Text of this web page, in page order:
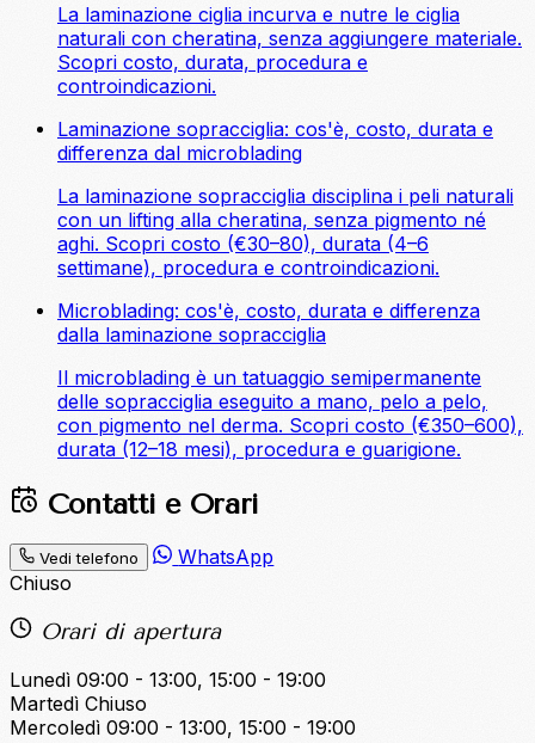
La laminazione ciglia incurva e nutre le ciglia
naturali con cheratina, senza aggiungere materiale.
Scopri costo, durata, procedura e
controindicazioni.
Laminazione sopracciglia: cos'è, costo, durata e
differenza dal microblading
La laminazione sopracciglia disciplina i peli naturali
con un lifting alla cheratina, senza pigmento né
aghi. Scopri costo (€30–80), durata (4–6
settimane), procedura e controindicazioni.
Microblading: cos'è, costo, durata e differenza
dalla laminazione sopracciglia
Il microblading è un tatuaggio semipermanente
delle sopracciglia eseguito a mano, pelo a pelo,
con pigmento nel derma. Scopri costo (€350–600),
durata (12–18 mesi), procedura e guarigione.
Contatti e Orari
Vedi telefono
WhatsApp
Chiuso
Orari di apertura
Lunedì 09:00 - 13:00, 15:00 - 19:00
Martedì Chiuso
Mercoledì 09:00 - 13:00, 15:00 - 19:00